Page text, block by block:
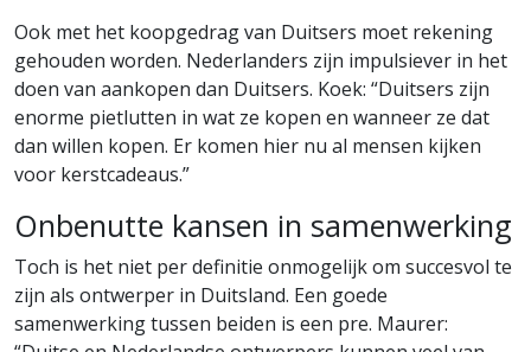
Ook met het koopgedrag van Duitsers moet rekening
gehouden worden. Nederlanders zijn impulsiever in het
doen van aankopen dan Duitsers. Koek: “Duitsers zijn
enorme pietlutten in wat ze kopen en wanneer ze dat
dan willen kopen. Er komen hier nu al mensen kijken
voor kerstcadeaus.”
Onbenutte kansen in samenwerking
Toch is het niet per definitie onmogelijk om succesvol te
zijn als ontwerper in Duitsland. Een goede
samenwerking tussen beiden is een pre. Maurer: